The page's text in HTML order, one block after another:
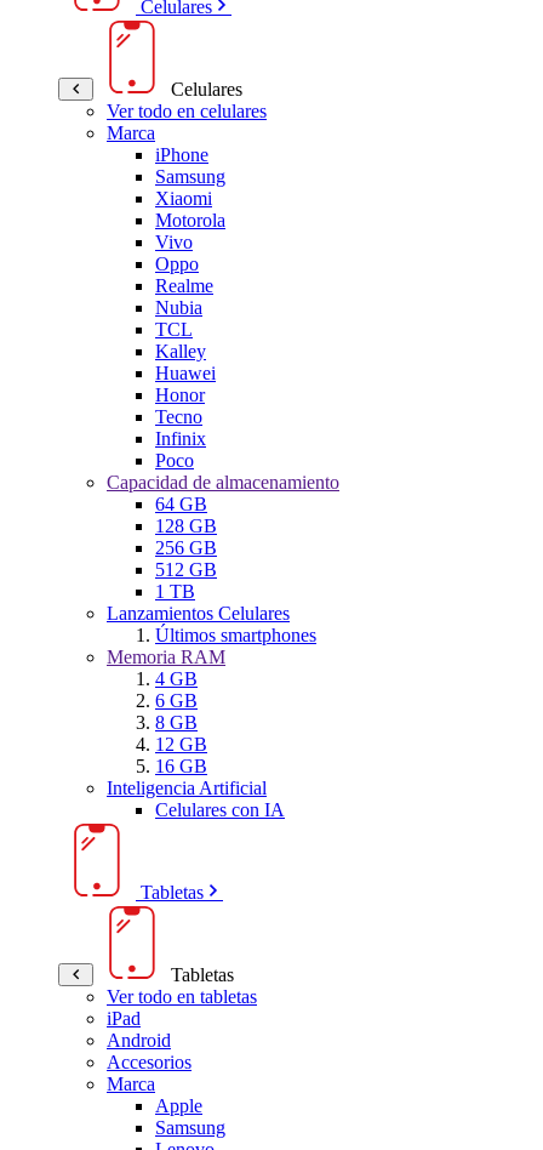
Celulares
Celulares
Ver todo en celulares
Marca
iPhone
Samsung
Xiaomi
Motorola
Vivo
Oppo
Realme
Nubia
TCL
Kalley
Huawei
Honor
Tecno
Infinix
Poco
Capacidad de almacenamiento
64 GB
128 GB
256 GB
512 GB
1 TB
Lanzamientos Celulares
Últimos smartphones
Memoria RAM
4 GB
6 GB
8 GB
12 GB
16 GB
Inteligencia Artificial
Celulares con IA
Tabletas
Tabletas
Ver todo en tabletas
iPad
Android
Accesorios
Marca
Apple
Samsung